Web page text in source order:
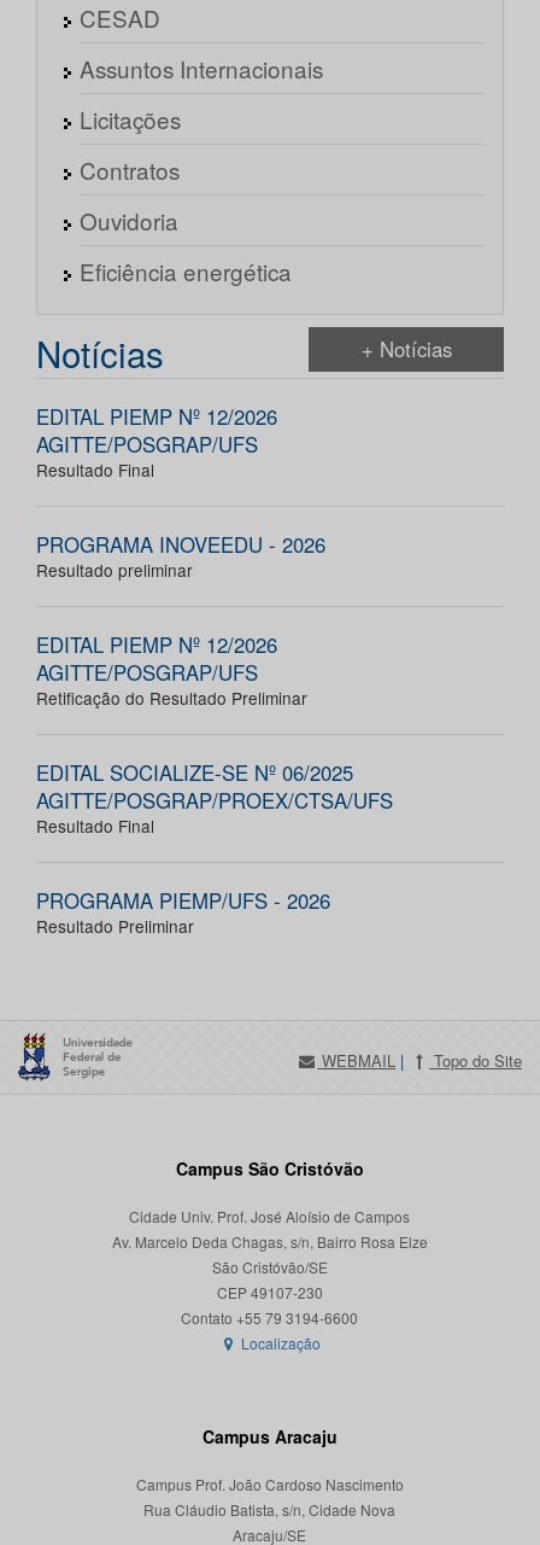
CESAD
Assuntos Internacionais
Licitações
Contratos
Ouvidoria
Eficiência energética
Notícias + Notícias
EDITAL PIEMP Nº 12/2026
AGITTE/POSGRAP/UFS
Resultado Final
PROGRAMA INOVEEDU - 2026
Resultado preliminar
EDITAL PIEMP Nº 12/2026
AGITTE/POSGRAP/UFS
Retificação do Resultado Preliminar
EDITAL SOCIALIZE-SE Nº 06/2025
AGITTE/POSGRAP/PROEX/CTSA/UFS
Resultado Final
PROGRAMA PIEMP/UFS - 2026
Resultado Preliminar
WEBMAIL | Topo do Site
Campus São Cristóvão
Cidade Univ. Prof. José Aloísio de Campos
Av. Marcelo Deda Chagas, s/n, Bairro Rosa Elze
São Cristóvão/SE
CEP 49107-230
Localização
Campus Aracaju
Campus Prof. João Cardoso Nascimento
Rua Cláudio Batista, s/n, Cidade Nova
Aracaju/SE